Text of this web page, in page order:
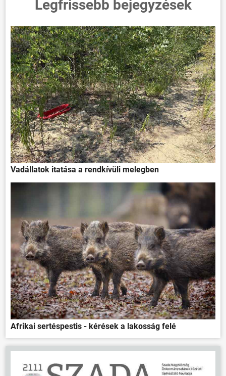
Legfrissebb bejegyzések
Vadállatok itatása a rendkívüli melegben
Afrikai sertéspestis - kérések a lakosság felé